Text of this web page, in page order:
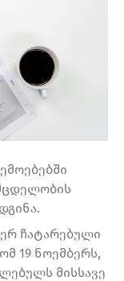
ჩატარებული
19 ნოემბერს,
მისსავე